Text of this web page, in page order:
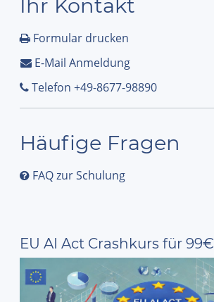
Ihr Kontakt
Formular drucken
E-Mail Anmeldung
Telefon +49-8677-98890
Häufige Fragen
FAQ zur Schulung
EU AI Act Crashkurs für 99€